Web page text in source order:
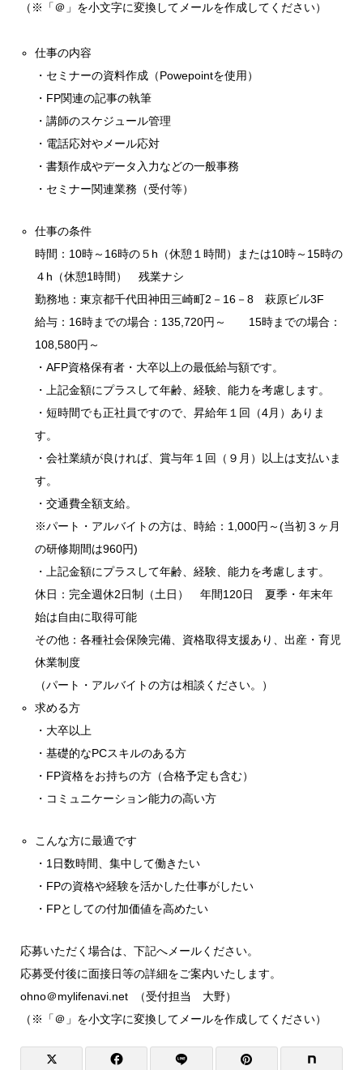
（※「＠」を小文字に変換してメールを作成してください）
仕事の内容
・セミナーの資料作成（Powepointを使用）
・FP関連の記事の執筆
・講師のスケジュール管理
・電話応対やメール応対
・書類作成やデータ入力などの一般事務
・セミナー関連業務（受付等）
仕事の条件
時間：10時～16時の５h（休憩１時間）または10時～15時の
４h（休憩1時間） 残業ナシ
勤務地：東京都千代田神田三崎町2－16－8 萩原ビル3F
給与：16時までの場合：135,720円～ 15時までの場合：
108,580円～
・AFP資格保有者・大卒以上の最低給与額です。
・上記金額にプラスして年齢、経験、能力を考慮します。
・短時間でも正社員ですので、昇給年１回（4月）ありま
す。
・会社業績が良ければ、賞与年１回（９月）以上は支払いま
す。
・交通費全額支給。
※パート・アルバイトの方は、時給：1,000円～(当初３ヶ月
の研修期間は960円)
・上記金額にプラスして年齢、経験、能力を考慮します。
休日：完全週休2日制（土日） 年間120日 夏季・年末年
始は自由に取得可能
その他：各種社会保険完備、資格取得支援あり、出産・育児
休業制度
（パート・アルバイトの方は相談ください。）
求める方
・大卒以上
・基礎的なPCスキルのある方
・FP資格をお持ちの方（合格予定も含む）
・コミュニケーション能力の高い方
こんな方に最適です
・1日数時間、集中して働きたい
・FPの資格や経験を活かした仕事がしたい
・FPとしての付加価値を高めたい
応募いただく場合は、下記へメールください。
応募受付後に面接日等の詳細をご案内いたします。
ohno＠mylifenavi.net （受付担当 大野）
（※「＠」を小文字に変換してメールを作成してください）